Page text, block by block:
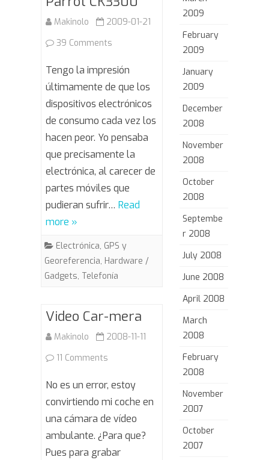
Makinolo
2009-01-21
39 Comments
Parrot
CK3300
Tengo la impresión
últimamente de que los
dispositivos electrónicos
de consumo cada vez los
hacen peor. Yo pensaba
que precisamente la
electrónica, al carecer de
partes móviles que
pudieran sufrir… Read
more »
Electrónica, GPS y
Georeferencia, Hardware /
Gadgets, Telefonía
Video Car-mera
Makinolo
2008-11-11
11 Comments
Video
Car-
mera
No es un error, estoy
convirtiendo mi coche en
una cámara de vídeo
ambulante. ¿Para que?
Pues para grabar
2009
February
2009
January
2009
December
2008
November
2008
October
2008
Septembe
r 2008
July 2008
June 2008
April 2008
March
2008
February
2008
November
2007
October
2007